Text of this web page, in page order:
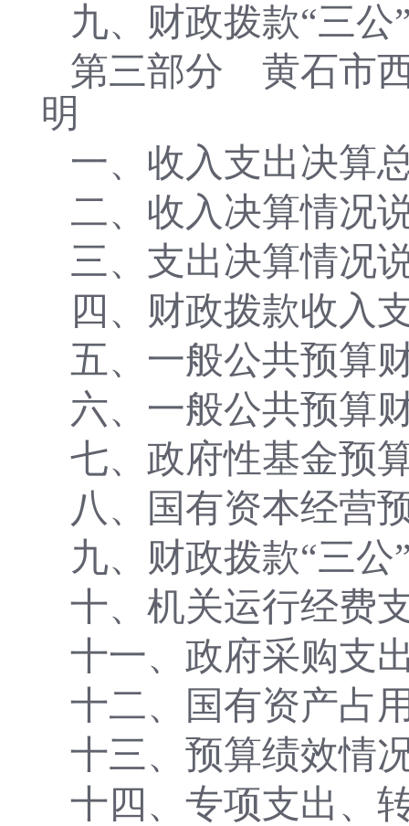
九、财政拨款“三公
第三部分 黄石市
明
一、收入支出决算
二、收入决算情况
三、支出决算情况
四、财政拨款收入
五、一般公共预算
六、一般公共预算
七、政府性基金预
八、国有资本经营
九、财政拨款“三公
十、机关运行经费
十一、政府采购支
十二、国有资产占
十三、预算绩效情
十四、专项支出、